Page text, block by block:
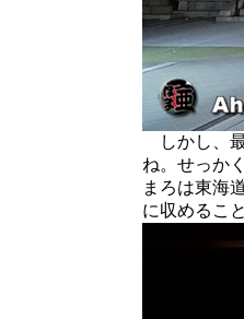
しかし、
ね。せっか
まろは東海
に収めるこ